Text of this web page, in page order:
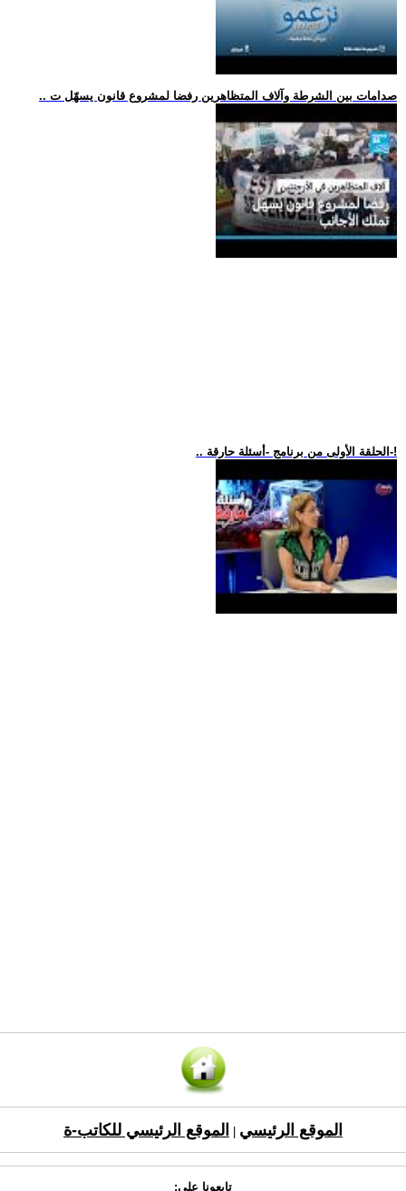
.. صدامات بين الشرطة وآلاف المتظاهرين رفضا لمشروع قانون يسهّل ت
.. الحلقة الأولى من برنامج -أسئلة حارقة-!
الموقع الرئيسي الموقع الرئيسي للكاتب-ة
تابعونا على: